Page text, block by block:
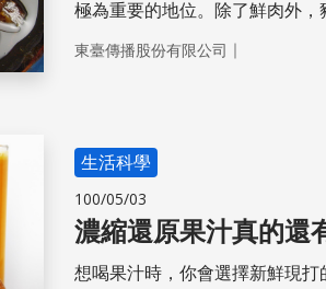
極為重要的地位。除了鮮肉外
更健康！
東臺傳播股份有限公司 ｜
生活科學
100/05/03
濃縮還原果汁真的還
想喝果汁時，你會選擇新鮮現